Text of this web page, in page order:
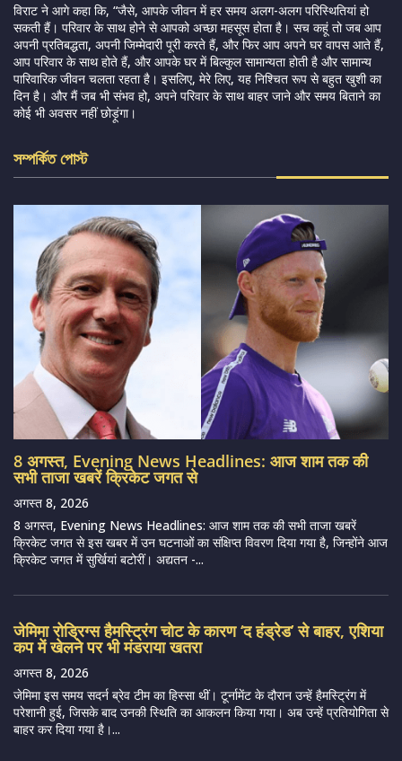
विराट ने आगे कहा कि, “जैसे, आपके जीवन में हर समय अलग-अलग परिस्थितियां हो
सकती हैं। परिवार के साथ होने से आपको अच्छा महसूस होता है। सच कहूं तो जब आप
अपनी प्रतिबद्धता, अपनी जिम्मेदारी पूरी करते हैं, और फिर आप अपने घर वापस आते हैं,
आप परिवार के साथ होते हैं, और आपके घर में बिल्कुल सामान्यता होती है और सामान्य
पारिवारिक जीवन चलता रहता है। इसलिए, मेरे लिए, यह निश्चित रूप से बहुत खुशी का
दिन है। और मैं जब भी संभव हो, अपने परिवार के साथ बाहर जाने और समय बिताने का
कोई भी अवसर नहीं छोड़ूंगा।
সম্পর্কিত পোস্ট
8 अगस्त, Evening News Headlines: आज शाम तक की
सभी ताजा खबरें क्रिकेट जगत से
अगस्त 8, 2026
8 अगस्त, Evening News Headlines: आज शाम तक की सभी ताजा खबरें
क्रिकेट जगत से इस खबर में उन घटनाओं का संक्षिप्त विवरण दिया गया है, जिन्होंने आज
क्रिकेट जगत में सुर्खियां बटोरीं। अद्यतन -...
जेमिमा रोड्रिग्स हैमस्ट्रिंग चोट के कारण ‘द हंड्रेड’ से बाहर, एशिया
कप में खेलने पर भी मंडराया खतरा
अगस्त 8, 2026
जेमिमा इस समय सदर्न ब्रेव टीम का हिस्सा थीं। टूर्नामेंट के दौरान उन्हें हैमस्ट्रिंग में
परेशानी हुई, जिसके बाद उनकी स्थिति का आकलन किया गया। अब उन्हें प्रतियोगिता से
बाहर कर दिया गया है।...